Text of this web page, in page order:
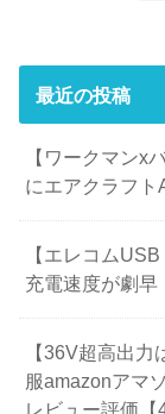
最近の投稿
【ワークマンx
にエアクラフト
【エレコム
充電速度が劇早
【36V超高出
服amazonアマ
レビュー評価【